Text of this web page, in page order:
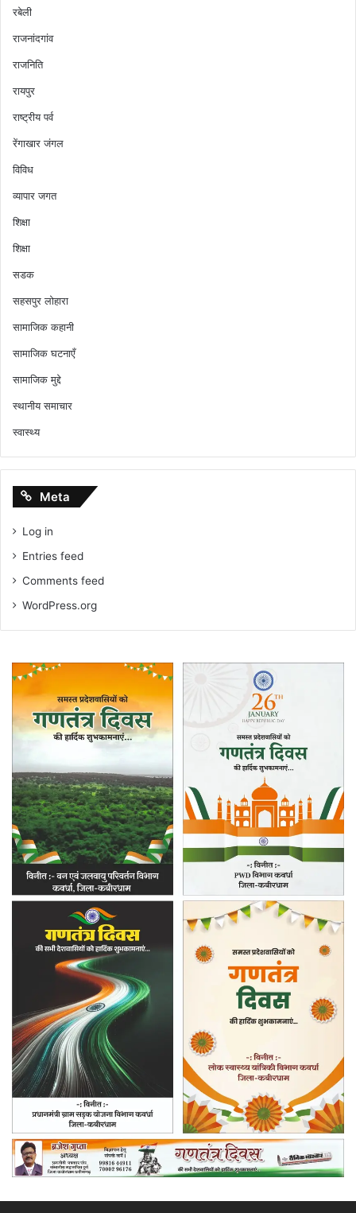
रबेली
राजनांदगांव
राजनिति
रायपुर
राष्ट्रीय पर्व
रेंगाखार जंगल
विविध
व्यापार जगत
शिक्षा
शिक्षा
सडक
सहसपुर लोहारा
सामाजिक कहानी
सामाजिक घटनाएँ
सामाजिक मुद्दे
स्थानीय समाचार
स्वास्थ्य
Meta
Log in
Entries feed
Comments feed
WordPress.org